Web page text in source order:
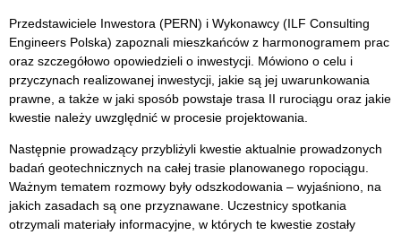
Przedstawiciele Inwestora (PERN) i Wykonawcy (ILF Consulting
Engineers Polska) zapoznali mieszkańców z harmonogramem prac
oraz szczegółowo opowiedzieli o inwestycji. Mówiono o celu i
przyczynach realizowanej inwestycji, jakie są jej uwarunkowania
prawne, a także w jaki sposób powstaje trasa II rurociągu oraz jakie
kwestie należy uwzględnić w procesie projektowania.
Następnie prowadzący przybliżyli kwestie aktualnie prowadzonych
badań geotechnicznych na całej trasie planowanego ropociągu.
Ważnym tematem rozmowy były odszkodowania – wyjaśniono, na
jakich zasadach są one przyznawane. Uczestnicy spotkania
otrzymali materiały informacyjne, w których te kwestie zostały